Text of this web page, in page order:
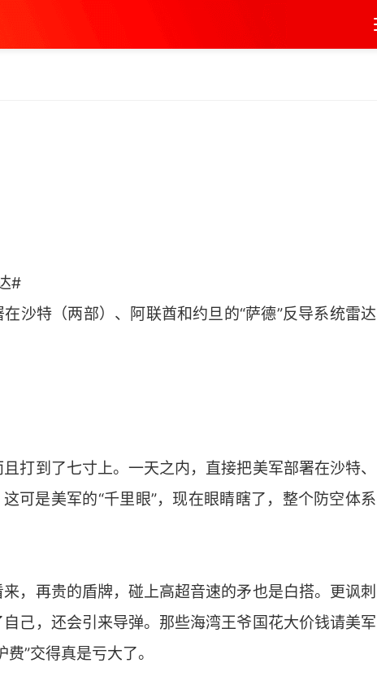
#
沙特（两部）、阿联酋和约旦的“萨德”反导系统雷达
打到了七寸上。一天之内，直接把美军部署在沙特、
可是美军的“千里眼”，现在眼睛瞎了，整个防空体系
，再贵的盾牌，碰上高超音速的矛也是白搭。更讽刺
己，还会引来导弹。那些海湾王爷国花大价钱请美军
”交得真是亏大了。